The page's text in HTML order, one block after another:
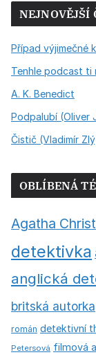
NEJNOVĚJŠÍ
Případ výjimečné
Tenhle podcast ti
A. K. Benedict
Podpalubí (Oliver
Čistič (Vladimír
OBLÍBENÁ
Agatha
detektivka
anglická
britská autorka
román detektivní
Petersová filmová